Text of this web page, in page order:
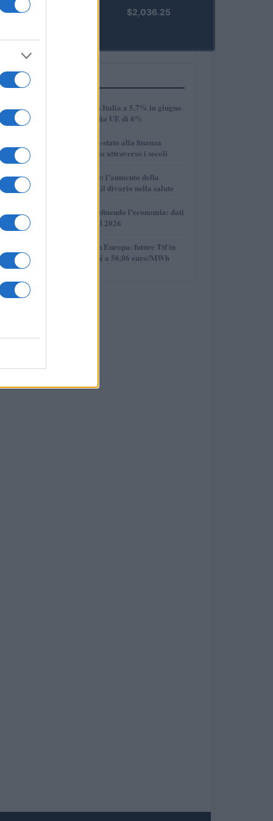
PRIME)
$2,036.25
PIÙ LETTI
1
Disoccupazione in Italia a 5,7% in giugno
2026, sotto la media UE di 6%
2
Dalle antiche città-stato alla finanza
globale: un viaggio attraverso i secoli
3
Longevità globale: l’aumento della
speranza di vita e il divario nella salute
4
Come l’IA sta ridefinendo l’economia: dati
e prospettive per il 2026
5
Mercato del gas in Europa: future Ttf in
discesa, quotazioni a 56,06 euro/MWh